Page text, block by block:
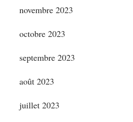
novembre 2023
octobre 2023
septembre 2023
août 2023
juillet 2023